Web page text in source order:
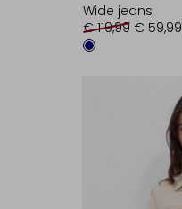
Wide jeans
€ 119,99 € 59,99